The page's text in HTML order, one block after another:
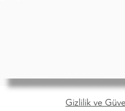
Gizlilik ve